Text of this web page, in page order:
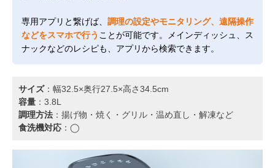
専用アプリと繋げば、 調理の設定やモニタリング、遠隔操作
などをスマホで行う ことが可能です。メインディッシュ、ス
ナックなどのレシピも、アプリから検索できます。
サイズ：幅32.5×奥行27.5×高さ34.5cm
容量 ：3.8L
調理方法 ：揚げ物・焼く・グリル・温め直し・解凍など
食洗機対応 ：◯